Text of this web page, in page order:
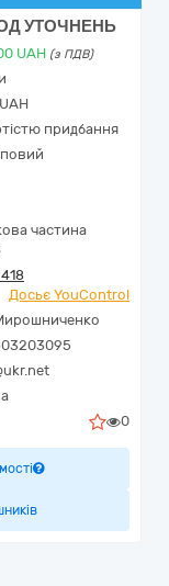
УТОЧНЕНЬ
UAH (з ПДВ)
придбання
частина
Досьє YouControl
0